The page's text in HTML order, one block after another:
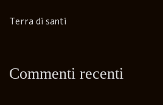
Terra di santi
Commenti recenti